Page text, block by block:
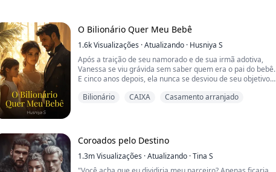
O Bilionário Quer Meu Bebê
1.6kVisualizações ·Atualizando · Husniya S
Após a traição de seu namorado e de sua irmã adotiva,
Vanessa se viu grávida sem saber quem era o pai do bebê.
E cinco anos depois, ela nunca se desviou de seu objetivo
interrompida quando conheceu Alfred Whittaker, o
também queria que ela se casasse com ele, desafiando
toda a lógica que ela havia construído ao seu redor.
E à medida que o caminho para alcançar seus sonhos se
estreitava, ela não teve escolha a não ser enfrentar seus
Bilionário CAIXA Casamento arranjado
Coroados pelo Destino
1.3mVisualizações ·Atualizando ·Tina S